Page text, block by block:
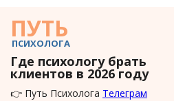
ПУТЬ
ПСИХОЛОГА
Где психологу брать
клиентов в 2026 году
👉 Путь Психолога Телеграм